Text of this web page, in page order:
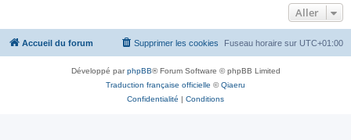
c
e
Aller
Accueil du forum Fuseau horaire sur UTC+01:00
Supprimer les cookies
Développé parphpBB® Forum Software © phpBB Limited
Traduction française officielle ©Qiaeru
Confidentialité | Conditions